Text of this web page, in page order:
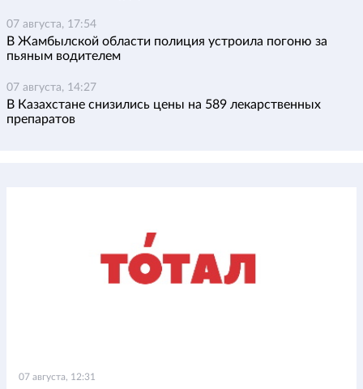
07 августа, 17:54
В Жамбылской области полиция устроила погоню за
пьяным водителем
07 августа, 14:27
В Казахстане снизились цены на 589 лекарственных
препаратов
07 августа, 12:31